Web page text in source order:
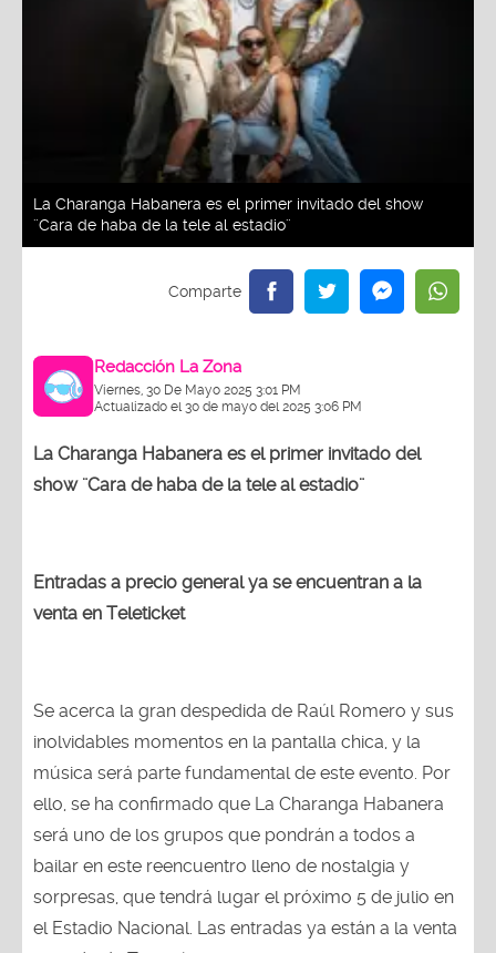
La Charanga Habanera es el primer invitado del show
¨Cara de haba de la tele al estadio¨
Viernes, 30 De Mayo 2025 3:01 PM
Actualizado el 30 de mayo del 2025 3:06 PM
show ¨Cara de haba de la tele al estadio¨
venta en Teleticket
inolvidables momentos en la pantalla chica, y la
música será parte fundamental de este evento. Por
ello, se ha confirmado que La Charanga Habanera
será uno de los grupos que pondrán a todos a
bailar en este reencuentro lleno de nostalgia y
sorpresas, que tendrá lugar el próximo 5 de julio en
el Estadio Nacional. Las entradas ya están a la venta
a través de Teleticket.